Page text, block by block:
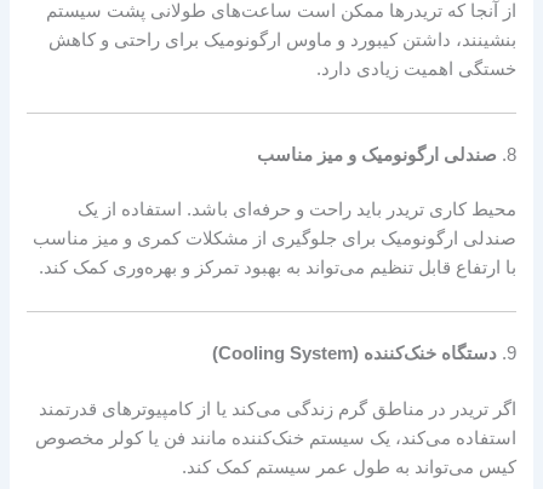
از آنجا که تریدرها ممکن است ساعت‌های طولانی پشت سیستم
بنشینند، داشتن کیبورد و ماوس ارگونومیک برای راحتی و کاهش
خستگی اهمیت زیادی دارد.
8. صندلی ارگونومیک و میز مناسب
محیط کاری تریدر باید راحت و حرفه‌ای باشد. استفاده از یک
صندلی ارگونومیک برای جلوگیری از مشکلات کمری و میز مناسب
با ارتفاع قابل تنظیم می‌تواند به بهبود تمرکز و بهره‌وری کمک کند.
9. دستگاه خنک‌کننده (Cooling System)
اگر تریدر در مناطق گرم زندگی می‌کند یا از کامپیوترهای قدرتمند
استفاده می‌کند، یک سیستم خنک‌کننده مانند فن یا کولر مخصوص
کیس می‌تواند به طول عمر سیستم کمک کند.